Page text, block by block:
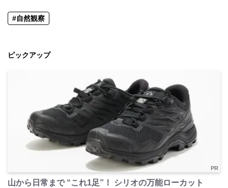
#自然観察
ピックアップ
PR
山から日常まで “これ1足”！ シリオの万能ローカット